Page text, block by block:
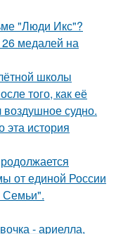
"Люди Икс"?
медалей на
школы
того, как её
воздушное судно.
история
от единой России
Семьи".
- ариелла,